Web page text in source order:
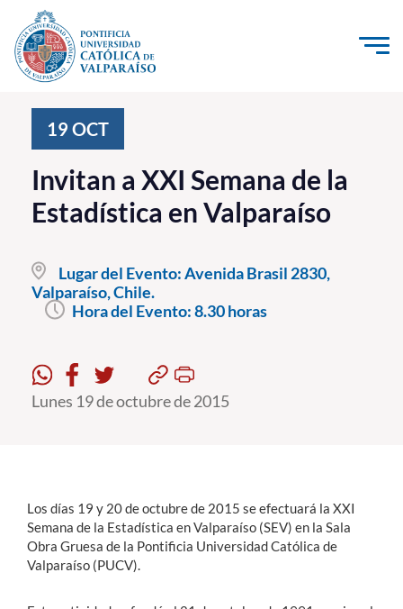
Click acá para ir directamente al contenido
Investigación, Creación e Innovación
PUCV Internacional
Vinculación con el Medio
Admisión
Pregrado
Formación Continua
Funcionarios
Alumni
19 OCT
Invitan a XXI Semana de la
Estadística en Valparaíso
Lugar del Evento:Avenida Brasil 2830,
Valparaíso, Chile.
Hora del Evento:8.30 horas
Lunes 19 de octubre de 2015
Los días 19 y 20 de octubre de 2015 se efectuará la XXI
Semana de la Estadística en Valparaíso (SEV) en la Sala
Obra Gruesa de la Pontificia Universidad Católica de
Valparaíso (PUCV).